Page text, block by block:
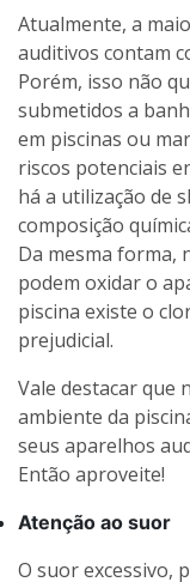
Atualmente, a
auditivos contam
Porém, isso não
submetidos a
em piscinas ou
riscos potenciais
há a utilização de
composição
Da mesma forma,
podem oxidar o
piscina existe o
prejudicial.
Vale destacar que
ambiente da
seus aparelhos
Então aproveite!
Atenção ao suor
O suor excessivo,